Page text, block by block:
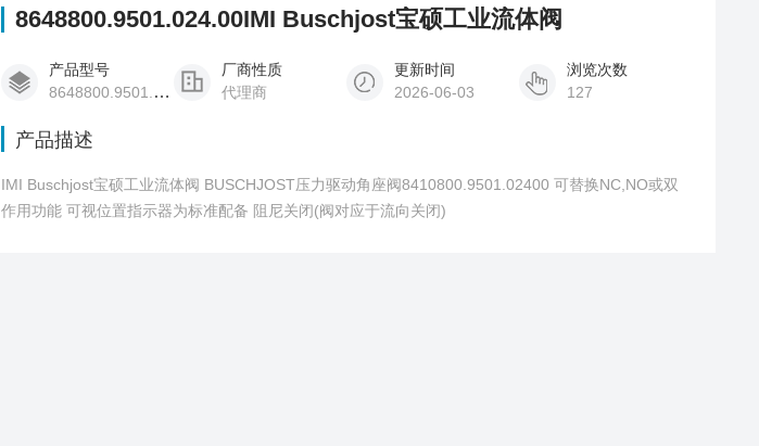
8648800.9501.024.00IMI Buschjost宝硕工业流体阀
产品型号
8648800.9501.024.00
厂商性质
代理商
更新时间
2026-06-03
浏览次数
127
产品描述
IMI Buschjost宝硕工业流体阀 BUSCHJOST压力驱动角座阀8410800.9501.02400 可替换NC,NO或双
作用功能 可视位置指示器为标准配备 阻尼关闭(阀对应于流向关闭)